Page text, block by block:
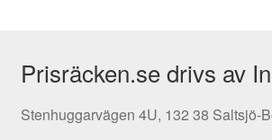
Prisräcken.se drivs av
Stenhuggarvägen 4U, 132 38 Saltsjö-